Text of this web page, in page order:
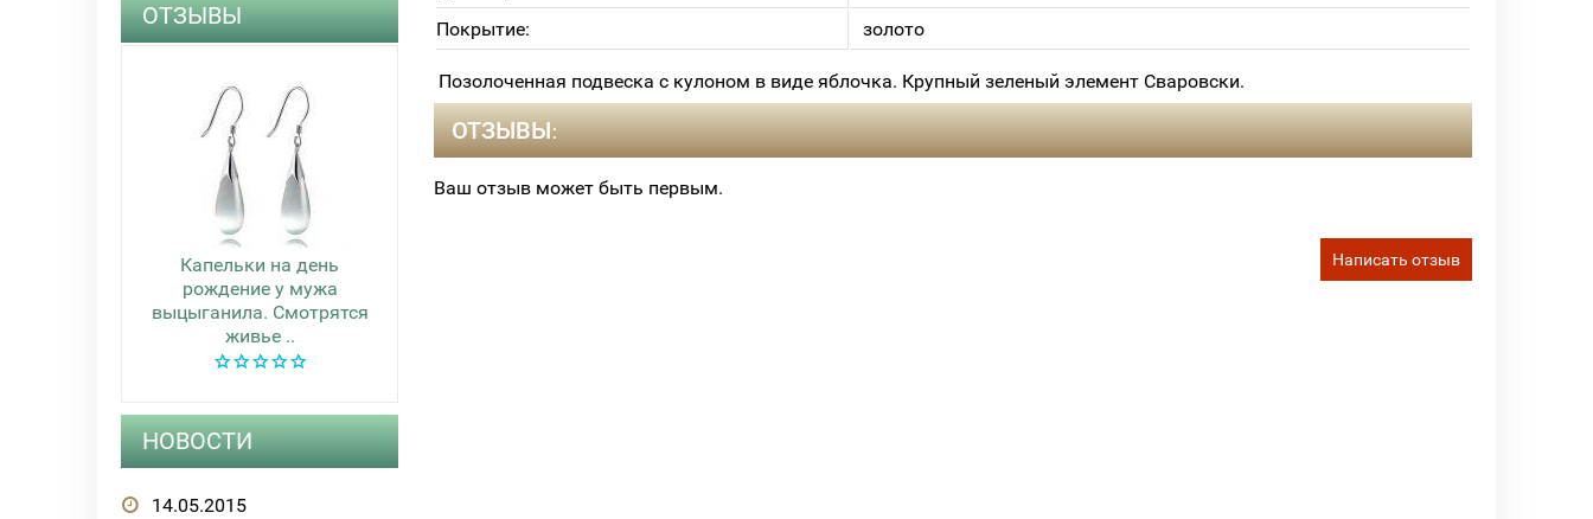
ОТЗЫВЫ
Капельки на день
рождение у мужа
выцыганила. Смотрятся
живье ..
НОВОСТИ
14.05.2015
Покрытие:
золото
Позолоченная подвеска с кулоном в виде яблочка. Крупный зеленый элемент Сваровски.
ОТЗЫВЫ:
Ваш отзыв может быть первым.
Написать отзыв